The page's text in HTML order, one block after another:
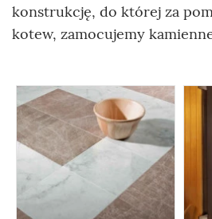
konstrukcję, do której za
kotew, zamocujemy